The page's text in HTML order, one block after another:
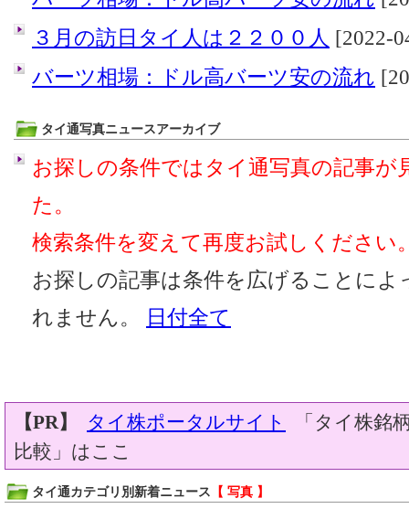
３月の訪日タイ人は２２００人 [2022-
バーツ相場：ドル高バーツ安の流れ
タイ通写真ニュースアーカイブ
お探しの条件ではタイ通写真の記事が
た。
検索条件を変えて再度お試しください
お探しの記事は条件を広げることに
れません。
日付全て
【PR】 タイ株ポータルサイト
「タイ株銘
比較」はここ
タイ通カテゴリ別新着ニュース 【 写真 】